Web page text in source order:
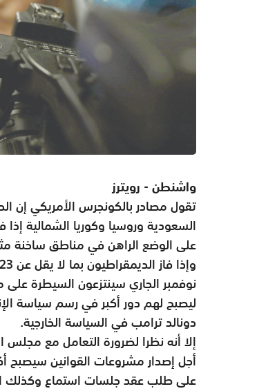
واشنطن - رويترز
تقول مصادر بالكونجرس الأمريكي إن
السعودية وروسيا وكوريا الشمالية
على الوضع الراهن في مناطق ساخنة
ليصبح لهم دور أكبر في رسم سياسة
دونالد ترامب في السياسة الخارجية.
إلا أنه نظرا لضرورة التعامل مع
أجل إصدار مشروعات القوانين سيصبح
على طلب عقد جلسات استماع وكذلك